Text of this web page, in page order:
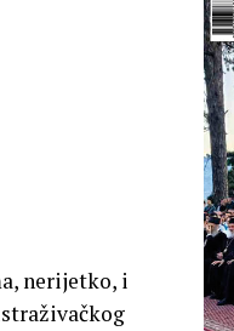
nerijetko, i